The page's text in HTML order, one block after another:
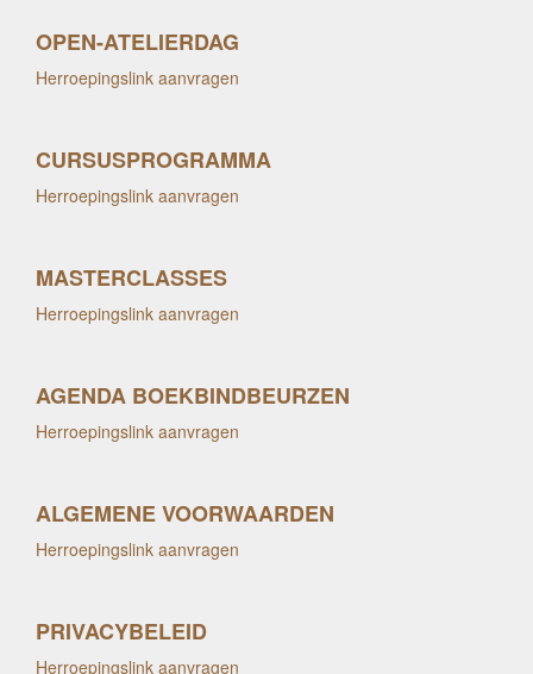
OPEN-ATELIERDAG
Herroepingslink aanvragen
CURSUSPROGRAMMA
Herroepingslink aanvragen
MASTERCLASSES
Herroepingslink aanvragen
AGENDA BOEKBINDBEURZEN
Herroepingslink aanvragen
ALGEMENE VOORWAARDEN
Herroepingslink aanvragen
PRIVACYBELEID
Herroepingslink aanvragen